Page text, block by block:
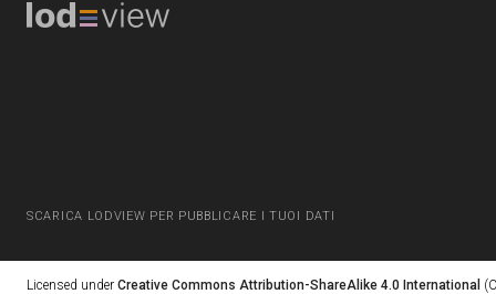
SCARICA LODVIEW PER PUBBLICARE I TUOI DATI
Licensed under Creative Commons Attribution-ShareAlike 4.0 International